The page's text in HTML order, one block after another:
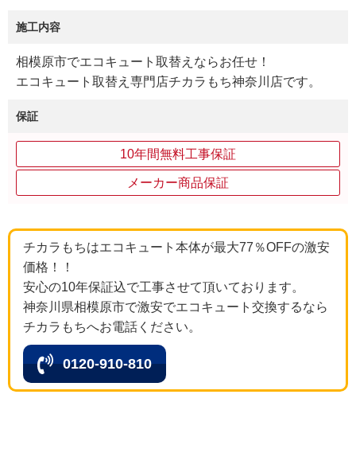
施工内容
相模原市でエコキュート取替えならお任せ！
エコキュート取替え専門店チカラもち神奈川店です。
保証
10年間無料工事保証
メーカー商品保証
チカラもちはエコキュート本体が最大77％OFFの激安
価格！！
安心の10年保証込で工事させて頂いております。
神奈川県相模原市で激安でエコキュート交換するなら
チカラもちへお電話ください。
0120-910-810